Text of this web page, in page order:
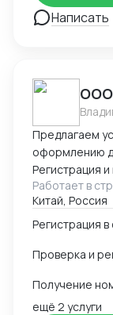
> документы -
заводами о
платежах.
отгрузках,
документации
заполнении
уважением,
Написать
Предлагаем
оформлению
Регистрация
в таможенный
для
HS и CIQ кодов.
Работает в
Китай, Россия
ещё 2 услуги